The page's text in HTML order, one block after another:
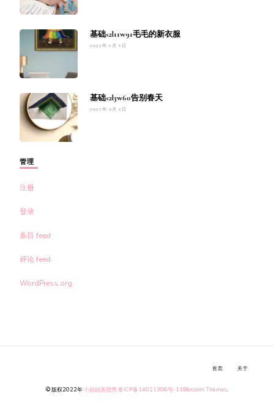
基础s2l11w91毛毛的新衣服
2023年 5月 5日
基础s2l3w60告别春天
2022年 9月 2日
管理
注册
登录
条目 feed
评论 feed
WordPress.org
© 版权2022年小姐姐美照秀鲁ICP备14021306号-11 Blossom Themes.
首页 关于